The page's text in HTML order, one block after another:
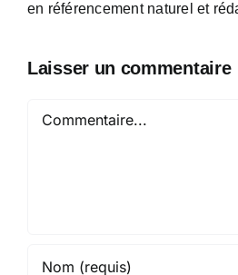
en référencement naturel et
Laisser un commentaire